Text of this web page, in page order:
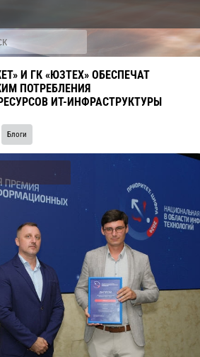
И ГК «ЮЗТЕХ» ОБЕСПЕЧАТ
ПОТРЕБЛЕНИЯ
ИТ-ИНФРАСТРУКТУРЫ
Блоги